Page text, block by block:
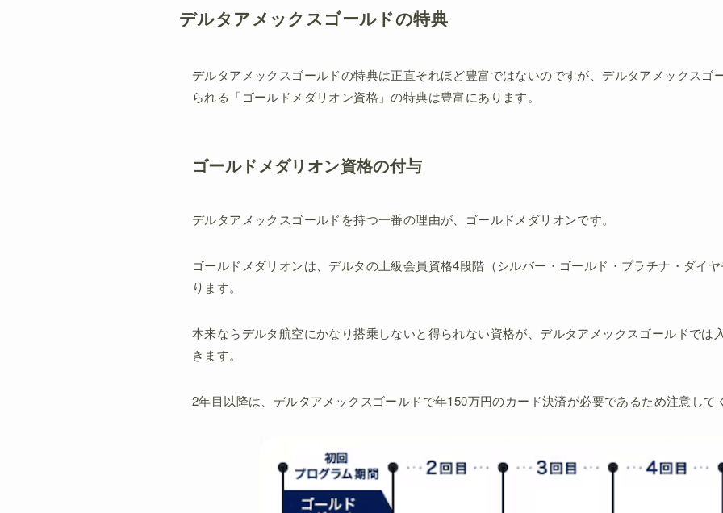
デルタアメックスゴールドの特典
デルタアメックスゴールドの特典は正直それほど豊富ではないのですが、デルタアメックスゴ
られる「ゴールドメダリオン資格」の特典は豊富にあります。
ゴールドメダリオン資格の付与
デルタアメックスゴールドを持つ一番の理由が、ゴールドメダリオンです。
ゴールドメダリオンは、デルタの上級会員資格4段階（シルバー・ゴールド・プラチナ・ダイ
ります。
本来ならデルタ航空にかなり搭乗しないと得られない資格が、デルタアメックスゴールドでは
きます。
2年目以降は、デルタアメックスゴールドで年150万円のカード決済が必要であるため注意して